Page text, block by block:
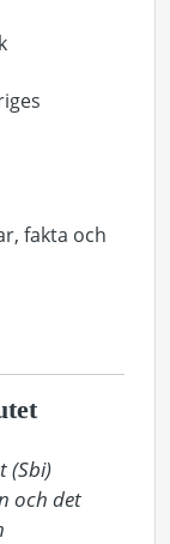
fakta och
(Sbi)
och det